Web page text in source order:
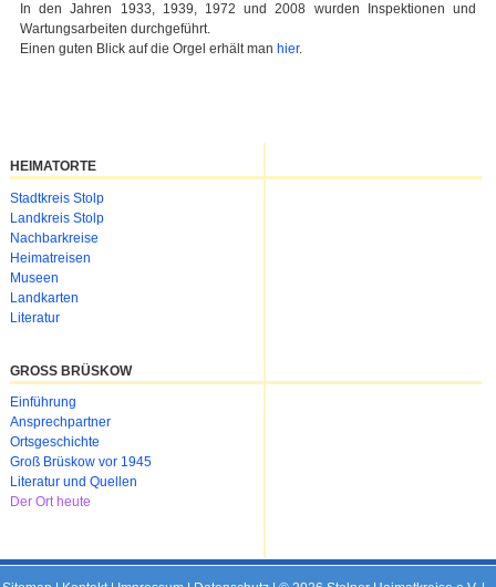
In den Jahren 1933, 1939, 1972 und 2008 wurden Inspektionen und
Wartungsarbeiten durchgeführt.
Einen guten Blick auf die Orgel erhält man hier.
HEIMATORTE
Navigation
überspringen
Stadtkreis Stolp
Landkreis Stolp
Nachbarkreise
Heimatreisen
Museen
Landkarten
Literatur
GROSS BRÜSKOW
Navigation
überspringen
Einführung
Ansprechpartner
Ortsgeschichte
Groß Brüskow vor 1945
Literatur und Quellen
Der Ort heute